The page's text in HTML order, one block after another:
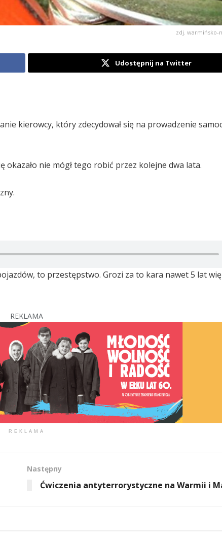
zdj. warmińsko-
Udostępnij na Twitter
kierowcy, który zdecydował się na prowadzenie
okazało nie mógł tego robić przez kolejne dwa lata.
to przestępstwo. Grozi za to kara nawet 5 lat
REKLAMA
REKLAMA
Następny
Ćwiczenia antyterrorystyczne na Warmii i